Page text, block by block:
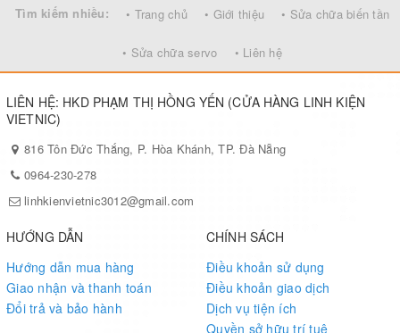
Tìm kiếm nhiều: • Trang chủ • Giới thiệu • Sửa chữa biến tần
• Sửa chữa servo • Liên hệ
LIÊN HỆ: HKD PHẠM THỊ HỒNG YẾN (CỬA HÀNG LINH KIỆN
VIETNIC)
816 Tôn Đức Thắng, P. Hòa Khánh, TP. Đà Nẵng
0964-230-278
linhkienvietnic3012@gmail.com
HƯỚNG DẪN
Hướng dẫn mua hàng
Giao nhận và thanh toán
Đổi trả và bảo hành
CHÍNH SÁCH
Điều khoản sử dụng
Điều khoản giao dịch
Dịch vụ tiện ích
Quyền sở hữu trí tuệ